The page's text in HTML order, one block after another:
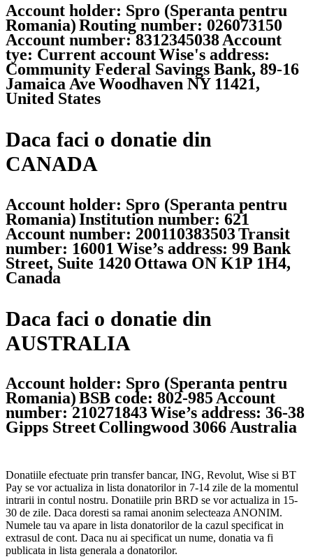
Account holder: Spro (Speranta pentru
Romania)Routing number: 026073150
Account number: 8312345038Account
tye: Current accountWise's address:
Community Federal Savings Bank, 89-16
Jamaica AveWoodhaven NY 11421,
United States
Daca faci o donatie din
CANADA
Account holder: Spro (Speranta pentru
Romania)Institution number: 621
Account number: 200110383503Transit
number: 16001 Wise’s address: 99 Bank
Street, Suite 1420 Ottawa ON K1P 1H4,
Canada
Daca faci o donatie din
AUSTRALIA
Account holder: Spro (Speranta pentru
Romania)BSB code: 802-985Account
number: 210271843Wise’s address: 36-38
Gipps StreetCollingwood 3066 Australia
Donatiile efectuate prin transfer bancar, ING, Revolut, Wise si BT
Pay se vor actualiza in lista donatorilor in 7-14 zile de la momentul
intrarii in contul nostru. Donatiile prin BRD se vor actualiza in 15-
30 de zile. Daca doresti sa ramai anonim selecteaza ANONIM.
Numele tau va apare in lista donatorilor de la cazul specificat in
extrasul de cont. Daca nu ai specificat un nume, donatia va fi
publicata in lista generala a donatorilor.